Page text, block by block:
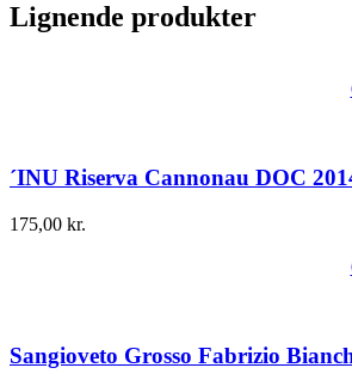
Lignende produkter
´INU Riserva Cannonau DOC
175,00 kr.
Sangioveto Grosso Fabrizio